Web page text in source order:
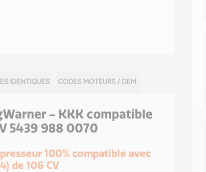
IDENTIQUES CODES MOTEURS / OEM
- KKK compatible
5439 988 0070
100% compatible avec
de 106 CV